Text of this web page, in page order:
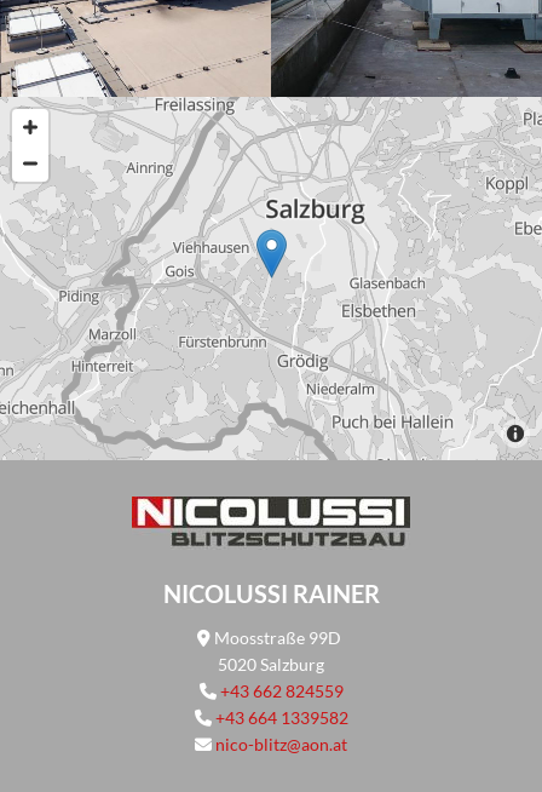
NICOLUSSI RAINER
 Moosstraße 99D
5020 Salzburg
 +43 662 824559
 +43 664 1339582
 nico-blitz@aon.at